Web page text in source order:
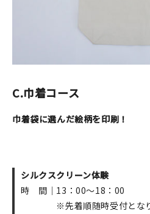
C.巾着コース
巾着袋に選んだ絵柄を印刷！
シルクスクリーン体験
時 間｜13：00～18：00
※先着順随時受付となり